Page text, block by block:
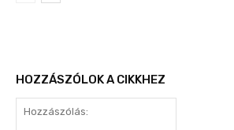
HOZZÁSZÓLOK A CIKKHEZ